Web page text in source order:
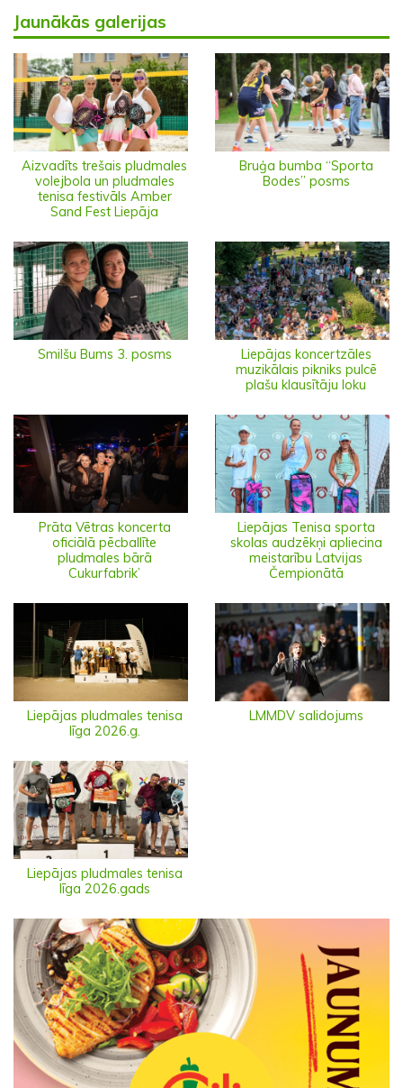
Jaunākās galerijas
Aizvadīts trešais pludmales
volejbola un pludmales
tenisa festivāls Amber
Sand Fest Liepāja
Bruģa bumba “Sporta
Bodes” posms
Smilšu Bums 3. posms
Liepājas koncertzāles
muzikālais pikniks pulcē
plašu klausītāju loku
Prāta Vētras koncerta
oficiālā pēcballīte
pludmales bārā
Cukurfabrik’
Liepājas Tenisa sporta
skolas audzēkņi apliecina
meistarību Latvijas
Čempionātā
Liepājas pludmales tenisa
līga 2026.g.
LMMDV salidojums
Liepājas pludmales tenisa
līga 2026.gads